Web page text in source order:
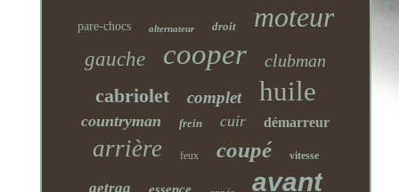
pare-chocs alternateur droit moteur
gauche cooper clubman
cabriolet complet huile
countryman frein cuir démarreur
arrière feux coupé vitesse
getrag avant